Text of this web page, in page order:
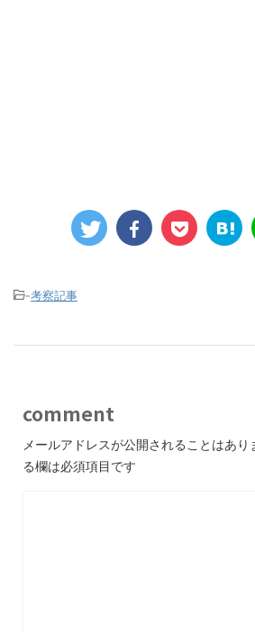
-考察記事
comment
メールアドレスが公開されることはあり
る欄は必須項目です